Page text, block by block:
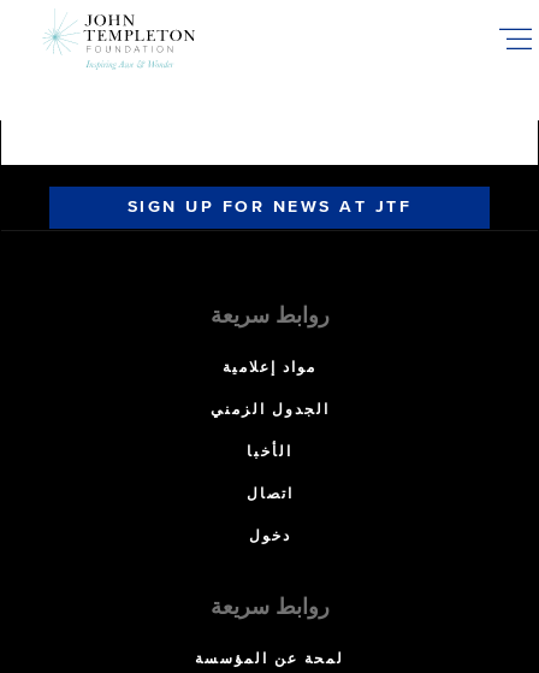
SIGN UP FOR NEWS AT JTF
روابط سريعة
مواد إعلامية
الجدول الزمني
الأخبا
اتصال
دخول
روابط سريعة
لمحة عن المؤسسة